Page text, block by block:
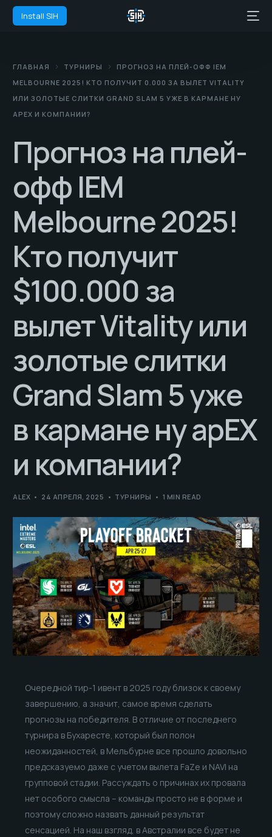
Install SIH
ГЛАВНАЯ ТУРНИРЫ
ПРОГНОЗ НА ПЛЕЙ-ОФФ IEM
MELBOURNE 2025! КТО ПОЛУЧИТ 0.000 ЗА ВЫЛЕТ VITALITY
ИЛИ ЗОЛОТЫЕ СЛИТКИ GRAND SLAM 5 УЖЕ В КАРМАНЕ НУ
APEX И КОМПАНИИ?
Прогноз на плей-
офф IEM
Melbourne 2025!
Кто получит
$100.000 за
вылет Vitality или
золотые слитки
Grand Slam 5 уже
в кармане ну apEX
и компании?
ALEX 24 АПРЕЛЯ, 2025 ТУРНИРЫ 1 MIN READ
Очередной тир-1 ивент в 2025 году близок к своему
завершению, а значит, самое время сделать
прогнозы на победителя. В отличие от последнего
турнира в Бухаресте, который был полон
неожиданностей, в Мельбурне все прошло довольно
предсказуемо даже с учетом вылета FaZe и NAVI на
групповой стадии. Рассуждать о причинах их провала
нет особого смысла – команды просто не в форме и
поэтому сложно назвать данный результат
сенсацией. На наш взгляд, в Австралии все будет не